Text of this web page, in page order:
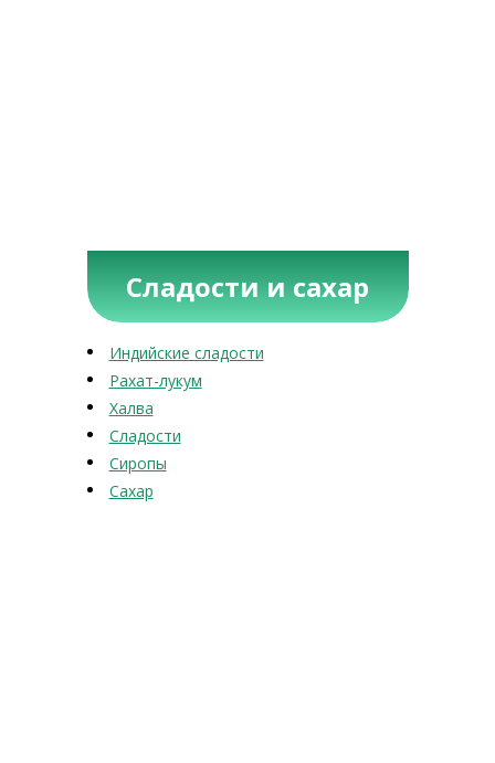
Сладости и сахар
Индийские сладости
Рахат-лукум
Халва
Сладости
Сиропы
Сахар